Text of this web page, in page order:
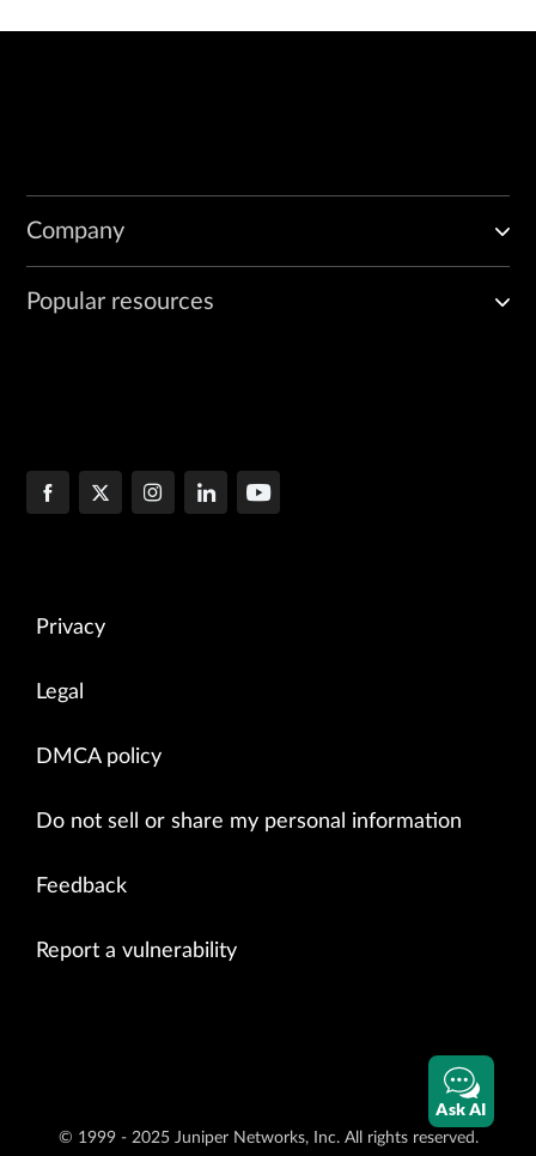
Company
Popular resources
Privacy
Legal
DMCA policy
Do not sell or share my personal information
Feedback
Report a vulnerability
© 1999 - 2025 Juniper Networks, Inc. All rights reserved.
Ask AI